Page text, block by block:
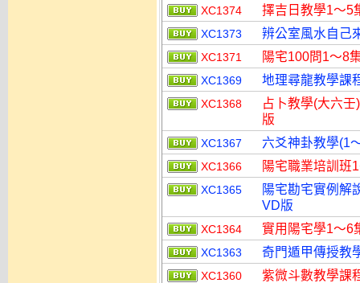
XC1374 擇吉日教學1～5
XC1373 辨公室風水自己
XC1371 陽宅100問1～8
XC1369 地理尋龍教學課
XC1368
占卜教學(大六
版
XC1367 六爻神卦教學(1
XC1366 陽宅職業培訓班
XC1365
陽宅勘宅實例解
VD版
XC1364 實用陽宅學1～6
XC1363 奇門遁甲傳授教
XC1360
紫微斗數教學課